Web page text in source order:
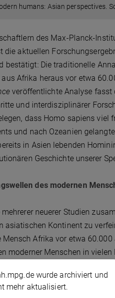
humans: Asian perspectives.
des Max-Planck-
aktuellen
bestätigt: Die traditionelle
Afrika heraus vor etwa
veröffentlichte Analyse fasst
und interdisziplinärer
dass Homo sapiens
und nach Ozeanien
in Asien lebenden
Geschichte unserer
des modernen
neuerer Studien
asiatischen Kontinent zu
Afrika vor etwa
moderner Menschen in
Homo sapiens Überreste an
datiert wurde. Weitere
und Australien erreichten.
wurde archiviert und
mehr aktualisiert.